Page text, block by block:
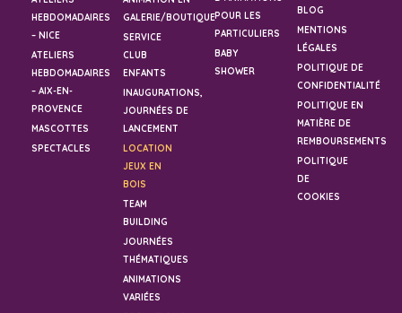
HEBDOMADAIRES
– NICE
ATELIERS
HEBDOMADAIRES
– AIX-EN-
PROVENCE
MASCOTTES
SPECTACLES
GALERIE/BOUTIQUE
SERVICE
CLUB
ENFANTS
INAUGURATIONS,
JOURNÉES DE
LANCEMENT
LOCATION
JEUX EN
BOIS
TEAM
BUILDING
JOURNÉES
THÉMATIQUES
ANIMATIONS
VARIÉES
POUR LES
PARTICULIERS
BABY
SHOWER
BLOG
MENTIONS
LÉGALES
POLITIQUE DE
CONFIDENTIALITÉ
POLITIQUE EN
MATIÈRE DE
REMBOURSEMENTS
POLITIQUE
DE
COOKIES